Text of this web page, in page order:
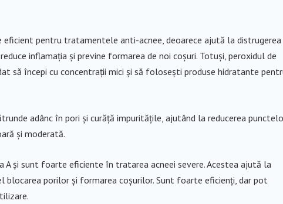
eficient pentru tratamentele anti-acnee, deoarece ajută la distrugerea
inflamația și previne formarea de noi coșuri. Totuși, peroxidul de
să începi cu concentrații mici și să folosești produse hidratante
adânc în pori și curăță impuritățile, ajutând la reducerea
și moderată.
A și sunt foarte eficiente în tratarea acneei severe. Acestea ajută la
blocarea porilor și formarea coșurilor. Sunt foarte eficienți, dar pot